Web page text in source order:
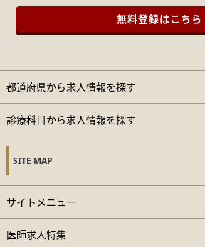
無料登録はこちら
都道府県から求人情報を探す
診療科目から求人情報を探す
SITE MAP
サイトメニュー
医師求人特集